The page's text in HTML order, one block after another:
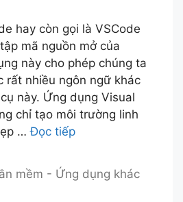
hay còn gọi là VSCode
mã nguồn mở của
này cho phép chúng ta
rất nhiều ngôn ngữ khác
này. Ứng dụng Visual
chỉ tạo môi trường linh
…Đọc tiếp
mềm - Ứng dụng khác